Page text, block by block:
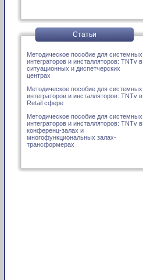
Статьи
Методическое пособие для системных
интеграторов и инсталляторов: TNTv в
ситуационных и диспетчерских
центрах
Методическое пособие для системных
интеграторов и инсталляторов: TNTv в
Retail сфере
Методическое пособие для системных
интеграторов и инсталляторов: TNTv в
конференц-залах и
многофункциональных залах-
трансформерах